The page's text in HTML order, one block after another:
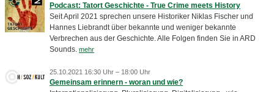
Podcast: Tatort Geschichte - True Crime meets History
Seit April 2021 sprechen unsere Historiker Niklas Fischer und
Hannes Liebrandt über bekannte und weniger bekannte
Verbrechen aus der Geschichte. Alle Folgen finden Sie in ARD
Sounds. mehr
25.10.2021 16:30 Uhr – 18:00 Uhr
Gemeinsam erinnern - woran und wie?